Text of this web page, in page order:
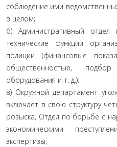
соблюдение ими
в целом;
б) Административный отдел
технические функции
полиции (финансовые
общественностью,
оборудования и т. д.);
в) Окружной департамент
включает в свою структуру
розыска, Отдел по борьбе с
экономическими
экспертизы;